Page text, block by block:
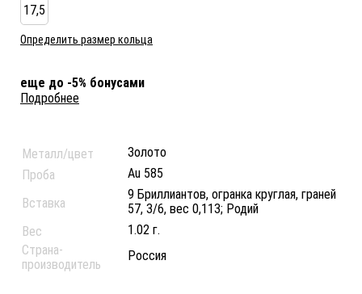
17,5
Определить размер кольца
еще до -5% бонусами
Подробнее
Металл/цвет
Золото
Проба
Au 585
Вставка
9 Бриллиантов, огранка круглая, граней
57, 3/6, вес 0,113; Родий
Вес
1.02 г.
Страна-
производитель
Россия